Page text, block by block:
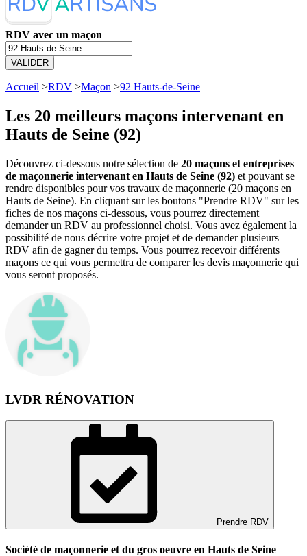
RDV avec un maçon
VALIDER
Accueil >RDV >Maçon >92 Hauts-de-Seine
Les 20 meilleurs maçons intervenant en
Hauts de Seine (92)
Découvrez ci-dessous notre sélection de 20 maçons et entreprises
de maçonnerie intervenant en Hauts de Seine (92) et pouvant se
rendre disponibles pour vos travaux de maçonnerie (20 maçons en
Hauts de Seine). En cliquant sur les boutons "Prendre RDV" sur les
fiches de nos maçons ci-dessous, vous pourrez directement
demander un RDV au professionnel choisi. Vous avez également la
possibilité de nous décrire votre projet et de demander plusieurs
RDV afin de gagner du temps. Vous pourrez recevoir différents
maçons ce qui vous permettra de comparer les devis maçonnerie qui
vous seront proposés.
LVDR RÉNOVATION
Prendre RDV
Société de maçonnerie et du gros oeuvre en Hauts de Seine